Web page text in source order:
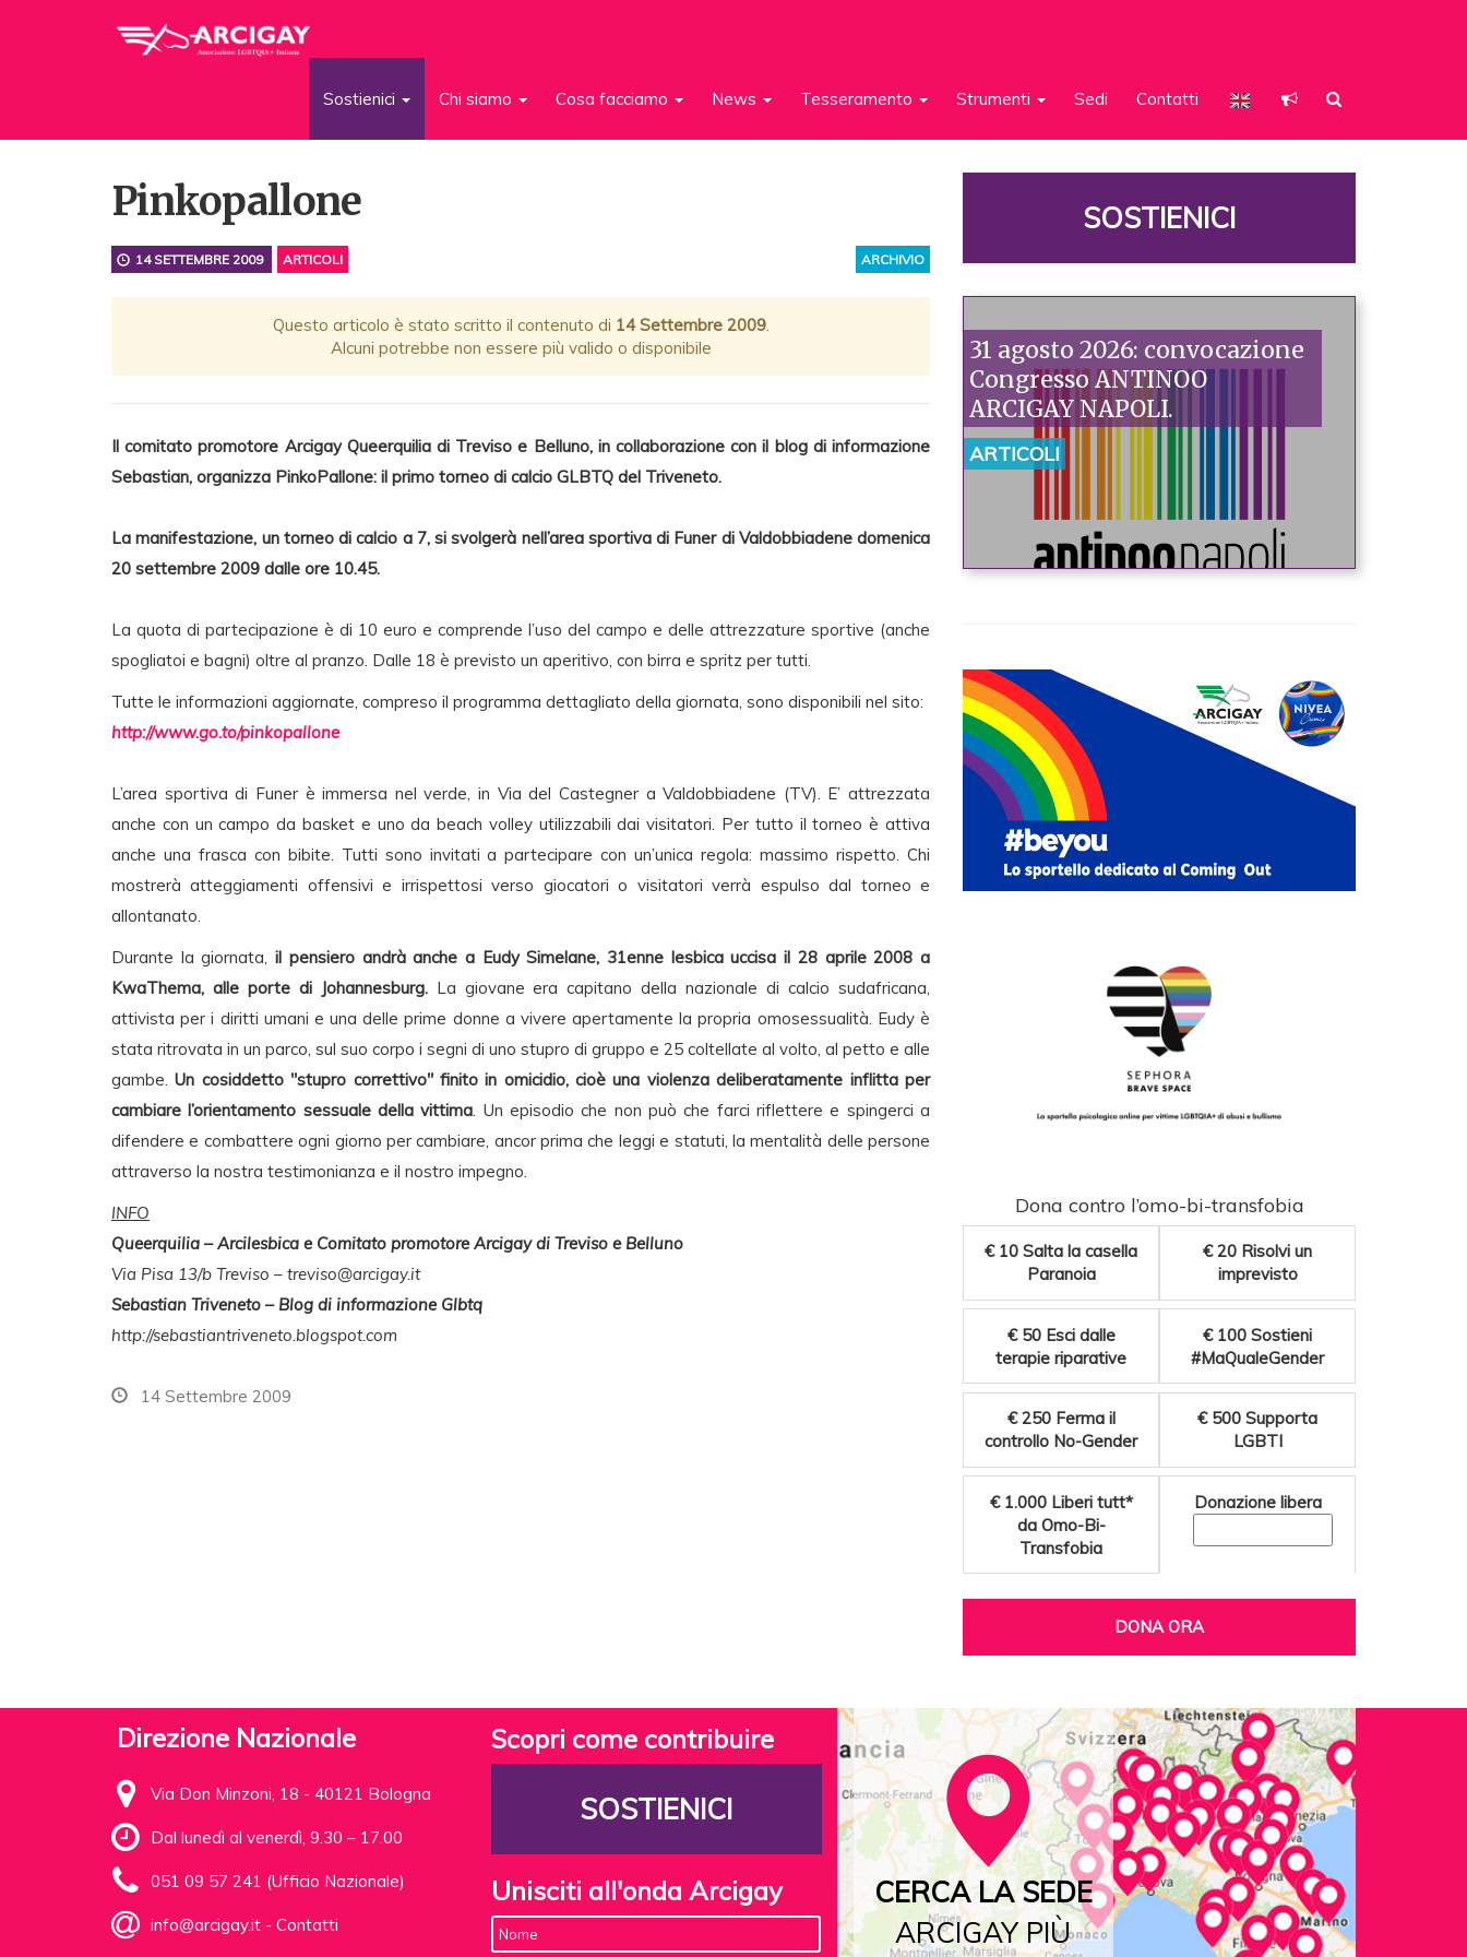
Sostienici Chi siamo Cosa facciamo News Tesseramento Strumenti Sedi Contatti
Pinkopallone
ARCHIVIO
14 SETTEMBRE 2009 ARTICOLI
Questo articolo è stato scritto il contenuto di 14 Settembre 2009.
Alcuni potrebbe non essere più valido o disponibile
Il comitato promotore Arcigay Queerquilia di Treviso e Belluno, in collaborazione con il blog di informazione
Sebastian, organizza PinkoPallone: il primo torneo di calcio GLBTQ del Triveneto.
La manifestazione, un torneo di calcio a 7, si svolgerà nell’area sportiva di Funer di Valdobbiadene domenica
20 settembre 2009 dalle ore 10.45.
La quota di partecipazione è di 10 euro e comprende l’uso del campo e delle attrezzature sportive (anche
spogliatoi e bagni) oltre al pranzo. Dalle 18 è previsto un aperitivo, con birra e spritz per tutti.
Tutte le informazioni aggiornate, compreso il programma dettagliato della giornata, sono disponibili nel sito:
http://www.go.to/pinkopallone
L’area sportiva di Funer è immersa nel verde, in Via del Castegner a Valdobbiadene (TV). E’ attrezzata
anche con un campo da basket e uno da beach volley utilizzabili dai visitatori. Per tutto il torneo è attiva
anche una frasca con bibite. Tutti sono invitati a partecipare con un’unica regola: massimo rispetto. Chi
mostrerà atteggiamenti offensivi e irrispettosi verso giocatori o visitatori verrà espulso dal torneo e
allontanato.
Durante la giornata,il pensiero andrà anche a Eudy Simelane, 31enne lesbica uccisa il 28 aprile 2008 a
KwaThema, alle porte di Johannesburg.La giovane era capitano della nazionale di calcio sudafricana,
attivista per i diritti umani e una delle prime donne a vivere apertamente la propria omosessualità. Eudy è
stata ritrovata in un parco, sul suo corpo i segni di uno stupro di gruppo e 25 coltellate al volto, al petto e alle
gambe.Un cosiddetto "stupro correttivo" finito in omicidio, cioè una violenza deliberatamente inflitta per
cambiare l’orientamento sessuale della vittima. Un episodio che non può che farci riflettere e spingerci a
difendere e combattere ogni giorno per cambiare, ancor prima che leggi e statuti, la mentalità delle persone
attraverso la nostra testimonianza e il nostro impegno.
INFO
Queerquilia – Arcilesbica e Comitato promotore Arcigay di Treviso e Belluno
Via Pisa 13/b Treviso – treviso@arcigay.it
Sebastian Triveneto – Blog di informazione Glbtq
http://sebastiantriveneto.blogspot.com
14 Settembre 2009
SOSTIENICI
31 agosto 2026: convocazione
Congresso ANTINOO
ARCIGAY NAPOLI.
ARTICOLI
Dona contro l’omo-bi-transfobia
€ 10 Salta la casella
Paranoia
€ 20 Risolvi un
imprevisto
€ 50 Esci dalle
terapie riparative
€ 100 Sostieni
#MaQualeGender
€ 250 Ferma il
controllo No-Gender
€ 500 Supporta
LGBTI
€ 1.000 Liberi tutt*
da Omo-Bi-
Transfobia
Donazione libera
DONA ORA
Direzione Nazionale
Via Don Minzoni, 18 - 40121 Bologna
Dal lunedì al venerdì, 9.30 – 17.00
051 09 57 241 (Ufficio Nazionale)
info@arcigay.it - Contatti
Scopri come contribuire
SOSTIENICI
Unisciti all'onda Arcigay
CERCA LA SEDE
ARCIGAY PIÙ